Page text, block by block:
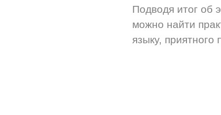
Подводя итог об
можно найти
языку,